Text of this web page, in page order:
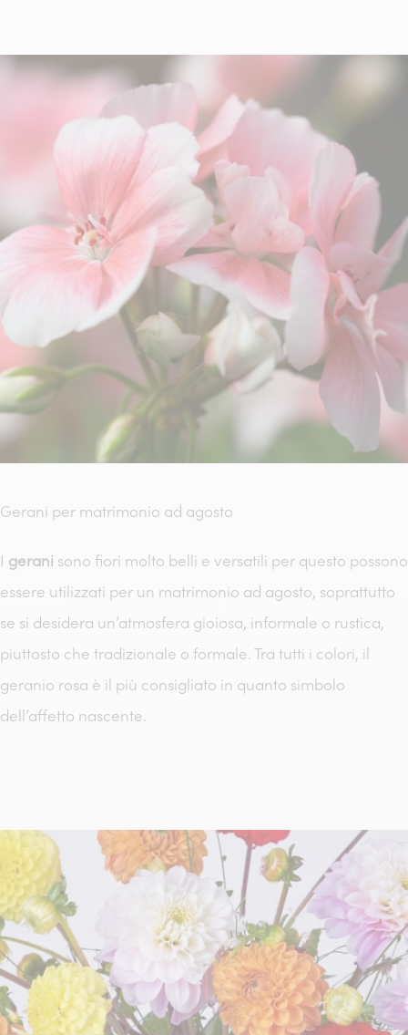
Gerani per matrimonio ad agosto
I gerani sono fiori molto belli e versatili per questo possono
essere utilizzati per un matrimonio ad agosto, soprattutto
se si desidera un’atmosfera gioiosa, informale o rustica,
piuttosto che tradizionale o formale. Tra tutti i colori, il
geranio rosa è il più consigliato in quanto simbolo
dell’affetto nascente.